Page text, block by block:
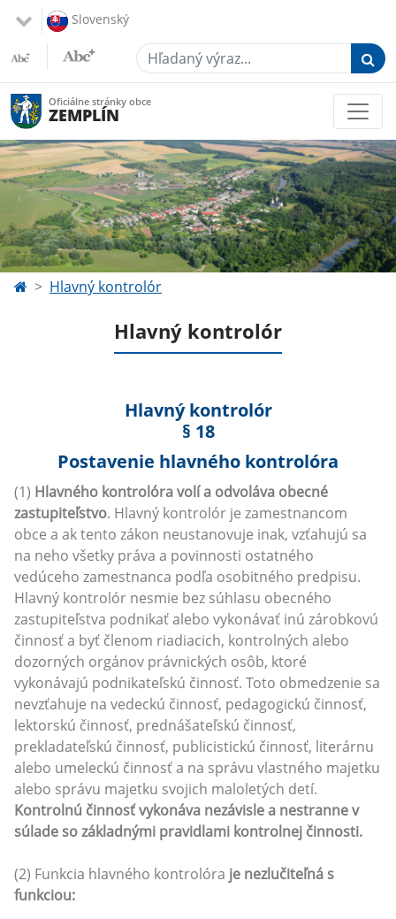
Slovenský
Hľadaný výraz...
Oficiálne stránky obce
ZEMPLÍN
Hlavný kontrolór
Hlavný kontrolór
Hlavný kontrolór
§ 18
Postavenie hlavného kontrolóra
(1) Hlavného kontrolóra volí a odvoláva obecné
zastupiteľstvo. Hlavný kontrolór je zamestnancom
obce a ak tento zákon neustanovuje inak, vzťahujú sa
na neho všetky práva a povinnosti ostatného
vedúceho zamestnanca podľa osobitného predpisu.
Hlavný kontrolór nesmie bez súhlasu obecného
zastupiteľstva podnikať alebo vykonávať inú zárobkovú
činnosť a byť členom riadiacich, kontrolných alebo
dozorných orgánov právnických osôb, ktoré
vykonávajú podnikateľskú činnosť. Toto obmedzenie sa
nevzťahuje na vedeckú činnosť, pedagogickú činnosť,
lektorskú činnosť, prednášateľskú činnosť,
prekladateľskú činnosť, publicistickú činnosť, literárnu
alebo umeleckú činnosť a na správu vlastného majetku
alebo správu majetku svojich maloletých detí.
Kontrolnú činnosť vykonáva nezávisle a nestranne v
súlade so základnými pravidlami kontrolnej činnosti.
(2) Funkcia hlavného kontrolóra je nezlučiteľná s
funkciou: